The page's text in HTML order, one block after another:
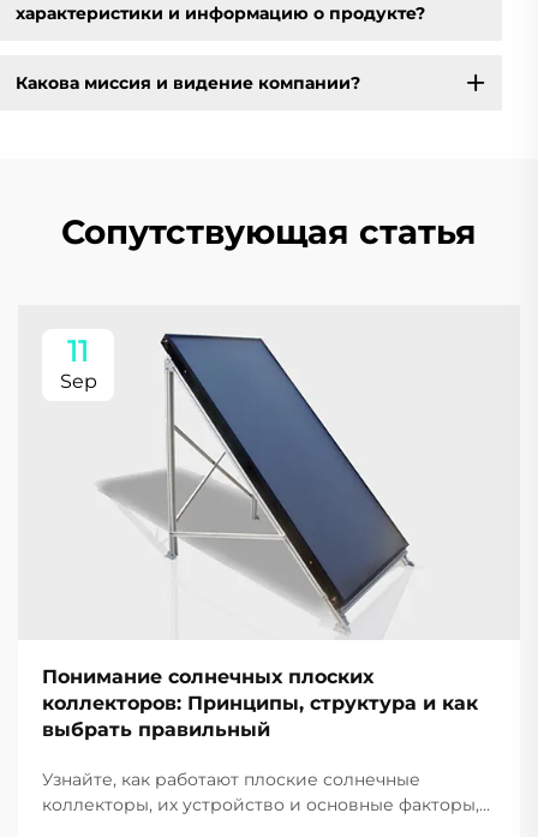
характеристики и информацию о продукте?
Какова миссия и видение компании?
Сопутствующая статья
11
Sep
Понимание солнечных плоских
коллекторов: Принципы, структура и как
выбрать правильный
Узнайте, как работают плоские солнечные
коллекторы, их устройство и основные факторы,